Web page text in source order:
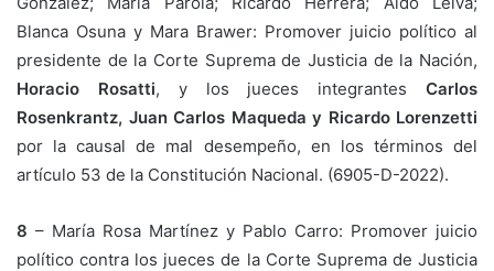
Blanca Osuna y Mara Brawer: Promover juicio político al
presidente de la Corte Suprema de Justicia de la Nación,
Horacio Rosatti, y los jueces integrantesCarlos
Rosenkrantz, Juan Carlos Maqueda y Ricardo Lorenzetti
por la causal de mal desempeño, en los términos del
artículo 53 de la Constitución Nacional. (6905-D-2022).
8 – María Rosa Martínez y Pablo Carro: Promover juicio
político contra los jueces de la Corte Suprema de Justicia